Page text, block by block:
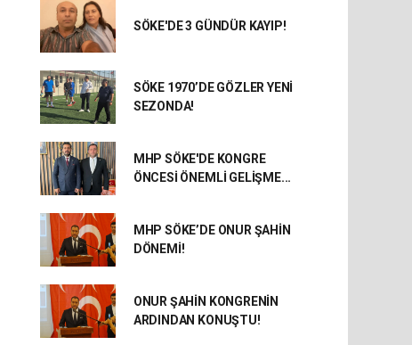
SÖKE'DE 3 GÜNDÜR KAYIP!
SÖKE 1970’DE GÖZLER YENİ
SEZONDA!
MHP SÖKE'DE KONGRE
ÖNCESİ ÖNEMLİ GELİŞME...
MHP SÖKE’DE ONUR ŞAHİN
DÖNEMİ!
ONUR ŞAHİN KONGRENİN
ARDINDAN KONUŞTU!